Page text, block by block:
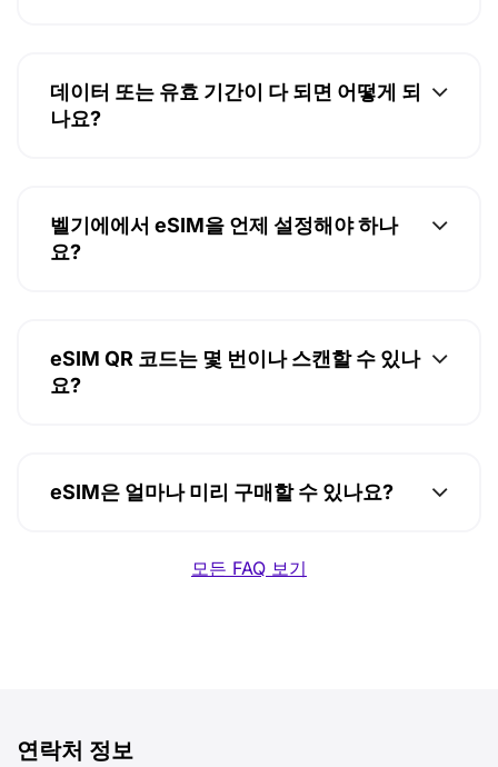
데이터 또는 유효 기간이 다 되면 어떻게 되
나요?
벨기에에서 eSIM을 언제 설정해야 하나
요?
eSIM QR 코드는 몇 번이나 스캔할 수 있나
요?
eSIM은 얼마나 미리 구매할 수 있나요?
모든 FAQ 보기
연락처 정보